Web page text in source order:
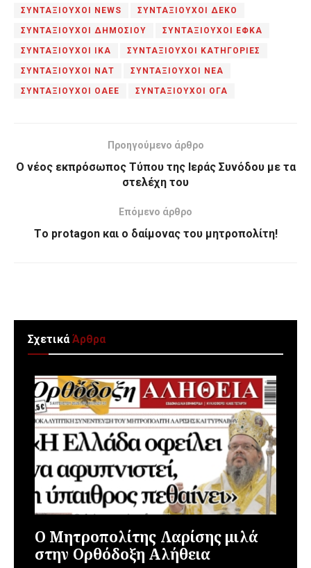
ΣΥΝΤΑΞΙΟΥΧΟΙ NEWS ΣΥΝΤΑΞΙΟΥΧΟΙ ΔΕΚΟ
ΣΥΝΤΑΞΙΟΥΧΟΙ ΔΗΜΟΣΙΟΥ ΣΥΝΤΑΞΙΟΥΧΟΙ ΕΦΚΑ
ΣΥΝΤΑΞΙΟΥΧΟΙ ΙΚΑ ΣΥΝΤΑΞΙΟΥΧΟΙ ΚΑΤΗΓΟΡΙΕΣ
ΣΥΝΤΑΞΙΟΥΧΟΙ ΝΑΤ ΣΥΝΤΑΞΙΟΥΧΟΙ ΝΕΑ
ΣΥΝΤΑΞΙΟΥΧΟΙ ΟΑΕΕ ΣΥΝΤΑΞΙΟΥΧΟΙ ΟΓΑ
Προηγούμενο άρθρο
Ο νέος εκπρόσωπος Τύπου της Ιεράς Συνόδου με τα
στελέχη του
Επόμενο άρθρο
Tο protagon και ο δαίμονας του μητροπολίτη!
ΣχετικάΆρθρα
Ο Μητροπολίτης Λαρίσης μιλά
στην Ορθόδοξη Αλήθεια